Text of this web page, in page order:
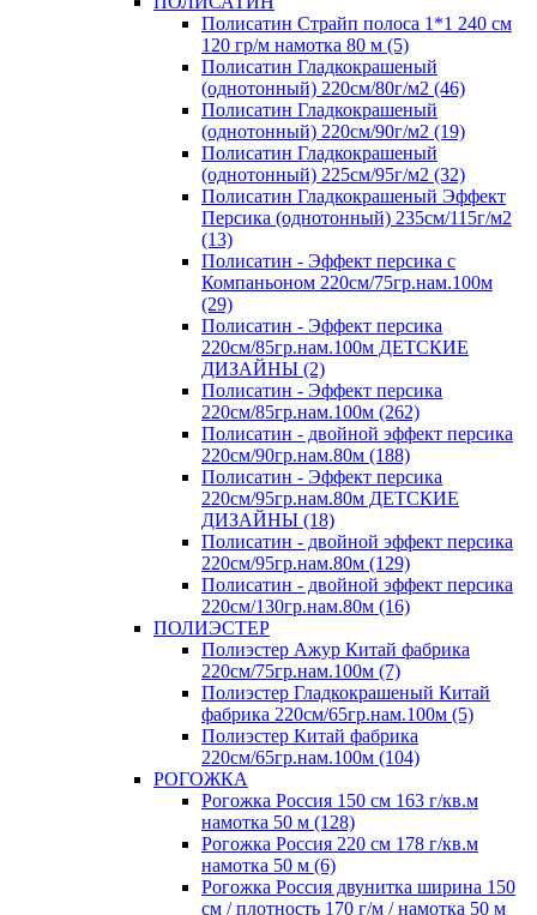
Полисатин Страйп полоса 1*1 240 см
120 гр/м намотка 80 м (5)
Полисатин Гладкокрашеный
(однотонный) 220см/80г/м2 (46)
Полисатин Гладкокрашеный
(однотонный) 220см/90г/м2 (19)
Полисатин Гладкокрашеный
(однотонный) 225см/95г/м2 (32)
Полисатин Гладкокрашеный Эффект
Персика (однотонный) 235см/115г/м2
(13)
Полисатин - Эффект персика с
Компаньоном 220см/75гр.нам.100м
(29)
Полисатин - Эффект персика
220см/85гр.нам.100м ДЕТСКИЕ
ДИЗАЙНЫ (2)
Полисатин - Эффект персика
220см/85гр.нам.100м (262)
Полисатин - двойной эффект персика
220см/90гр.нам.80м (188)
Полисатин - Эффект персика
220см/95гр.нам.80м ДЕТСКИЕ
ДИЗАЙНЫ (18)
Полисатин - двойной эффект персика
220см/95гр.нам.80м (129)
Полисатин - двойной эффект персика
220см/130гр.нам.80м (16)
ПОЛИЭСТЕР
Полиэстер Ажур Китай фабрика
220см/75гр.нам.100м (7)
Полиэстер Гладкокрашеный Китай
фабрика 220см/65гр.нам.100м (5)
Полиэстер Китай фабрика
220см/65гр.нам.100м (104)
РОГОЖКА
Рогожка Россия 150 см 163 г/кв.м
намотка 50 м (128)
Рогожка Россия 220 см 178 г/кв.м
намотка 50 м (6)
Рогожка Россия двунитка ширина 150
см / плотность 170 г/м / намотка 50 м